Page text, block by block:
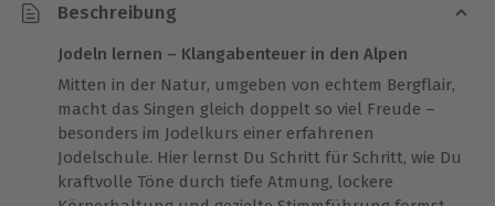
Beschreibung
Jodeln lernen – Klangabenteuer in den Alpen
Mitten in der Natur, umgeben von echtem Bergflair,
macht das Singen gleich doppelt so viel Freude –
besonders im Jodelkurs einer erfahrenen
Jodelschule. Hier lernst Du Schritt für Schritt, wie Du
kraftvolle Töne durch tiefe Atmung, lockere